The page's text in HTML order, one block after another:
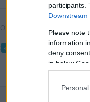
participants.
Downstream
Please note
information
deny
in below
ΑΝΑΚΟΙΝΩΣΕΙΣ
«4ΤΡΟΧΟΙ»